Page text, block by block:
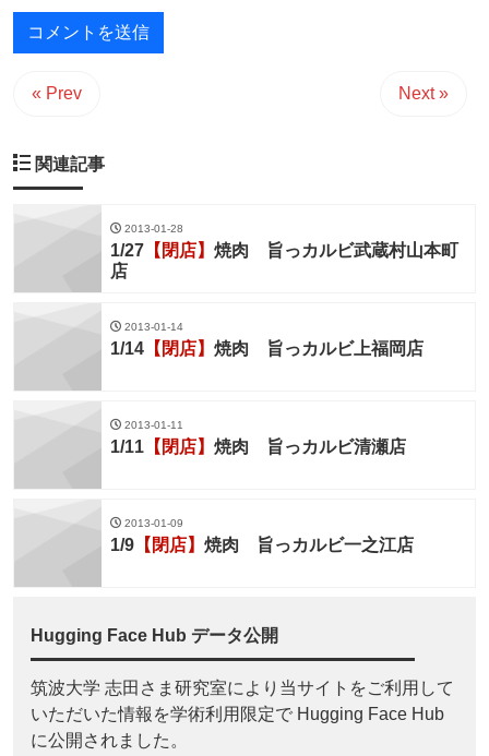
« Prev Next »
関連記事
2013-01-28
1/27 【閉店】 焼肉 旨っカルビ武蔵村山本町
店
2013-01-14
1/14 【閉店】 焼肉 旨っカルビ上福岡店
2013-01-11
1/11 【閉店】 焼肉 旨っカルビ清瀬店
2013-01-09
1/9 【閉店】 焼肉 旨っカルビ一之江店
Hugging Face Hub データ公開
筑波大学 志田さま研究室により当サイトをご利用して
いただいた情報を学術利用限定で Hugging Face Hub
に公開されました。